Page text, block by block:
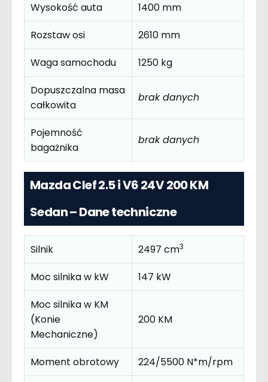
Wysokość auta
1400 mm
Rozstaw osi
2610 mm
Waga samochodu
1250 kg
Dopuszczalna masa
całkowita
brak danych
Pojemność
bagażnika
brak danych
Mazda Clef 2.5 i V6 24V 200 KM
Sedan – Dane techniczne
Silnik 2497 cm3
Moc silnika w kW
147 kW
Moc silnika w KM
(Konie
Mechaniczne)
200 KM
Moment obrotowy
224/5500 N*m/rpm